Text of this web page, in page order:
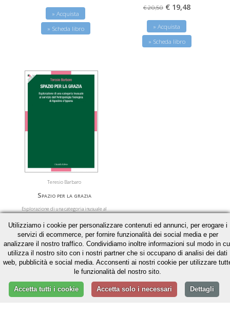
» Acquista
» Scheda libro
€ 20,50 € 19,48
» Acquista
» Scheda libro
Teresio Barbaro
Spazio per la grazia
Esplorazione di una categoria inusuale al
Agostino d’Ippona
€ 21,50 € 20,43
» Acquista
Utilizziamo i cookie per personalizzare contenuti ed annunci, per erogare i
servizi di ecommerce, per fornire funzionalità dei social media e per
analizzare il nostro traffico. Condividiamo inoltre informazioni sul modo in
utilizza il nostro sito con i nostri partner che si occupano di analisi dei dati
web, pubblicità e social media. Acconsenti ai nostri cookie per utilizzare
le funzionalità del nostro sito.
Accetta tutti i cookie Accetta solo i necessari Dettagli